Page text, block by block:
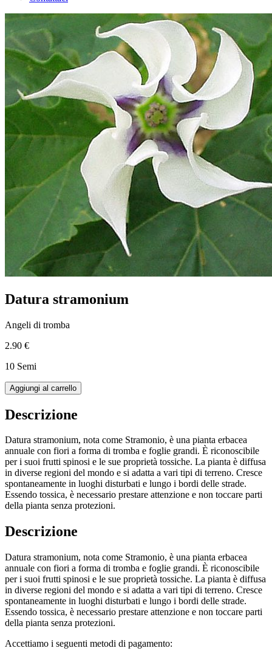
Datura stramonium
Angeli di tromba
2.90 €
10 Semi
Aggiungi al carrello
Descrizione
Datura stramonium, nota come Stramonio, è una pianta erbacea
annuale con fiori a forma di tromba e foglie grandi. È riconoscibile
per i suoi frutti spinosi e le sue proprietà tossiche. La pianta è diffusa
in diverse regioni del mondo e si adatta a vari tipi di terreno. Cresce
spontaneamente in luoghi disturbati e lungo i bordi delle strade.
Essendo tossica, è necessario prestare attenzione e non toccare parti
della pianta senza protezioni.
Descrizione
Datura stramonium, nota come Stramonio, è una pianta erbacea
annuale con fiori a forma di tromba e foglie grandi. È riconoscibile
per i suoi frutti spinosi e le sue proprietà tossiche. La pianta è diffusa
in diverse regioni del mondo e si adatta a vari tipi di terreno. Cresce
spontaneamente in luoghi disturbati e lungo i bordi delle strade.
Essendo tossica, è necessario prestare attenzione e non toccare parti
della pianta senza protezioni.
Accettiamo i seguenti metodi di pagamento: